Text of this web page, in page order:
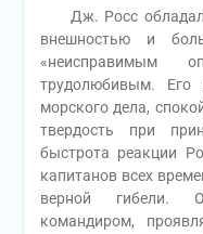
Дж. Росс обладал
внешностью и
«неисправимым
трудолюбивым. Его
морского дела,
твердость при
быстрота реакции
капитанов всех
верной гибели.
командиром,